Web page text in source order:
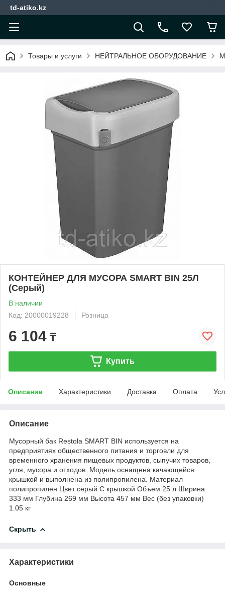
td-atiko.kz
Товары и услуги НЕЙТРАЛЬНОЕ ОБОРУДОВАНИЕ
КОНТЕЙНЕР ДЛЯ МУСОРА SMART BIN 25Л
(Серый)
В наличии
Код: 20000019228
Розница
6 104 ₸
Купить
Описание Характеристики Доставка Оплата
Описание
Мусорный бак Restola SMART BIN используется на
предприятиях общественного питания и торговли для
временного хранения пищевых продуктов, сыпучих товаров,
угля, мусора и отходов. Модель оснащена качающейся
крышкой и выполнена из полипропилена. Материал
полипропилен Цвет серый С крышкой Объем 25 л Ширина
333 мм Глубина 269 мм Высота 457 мм Вес (без упаковки)
1.05 кг
Скрыть
Характеристики
Основные